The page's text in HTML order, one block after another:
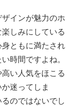
ザインが魅力のホ
しみにしている
ともに満たされ
時間ですよね。
い人気をほこる
迷ってしま
のではないでし